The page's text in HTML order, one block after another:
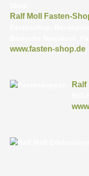
Ralf Moll Fasten-
www.fasten-shop.de